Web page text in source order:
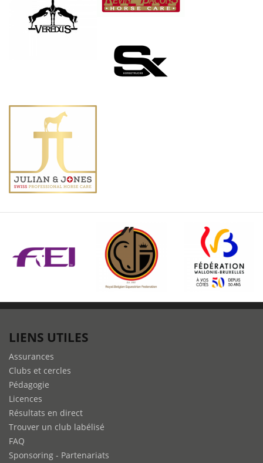
LIENS UTILES
Assurances
Clubs et cercles
Pédagogie
Licences
Résultats en direct
Trouver un club labélisé
FAQ
Sponsoring - Partenariats